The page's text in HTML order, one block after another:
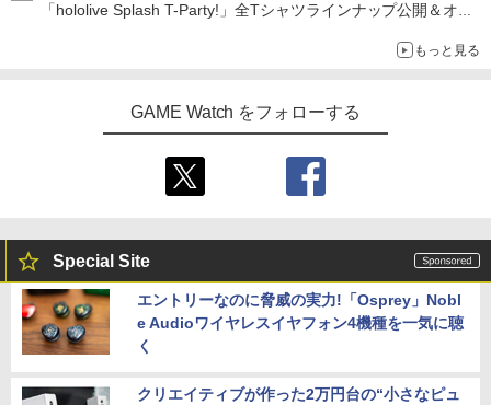
S5版(【早期購入封入特典】冒険スター
トダッシュセット)
￥7,199
【中古】Nintendo Switch Proコントロ
1週間【ランクC】
劇場版「鬼滅の刃」無限城編 第一章 猗
窩座再来(完全生産限定版)【Blu-ray】 [
￥8,690
「hololive Splash T-Party!」全Tシャツラインナップ公開＆オン
もっと見る
GAME Watch をフォローする
Special Site
エントリーなのに脅威の実力!「Osprey」Nobl
e Audioワイヤレスイヤフォン4機種を一気に聴
く
クリエイティブが作った2万円台の“小さなピュ